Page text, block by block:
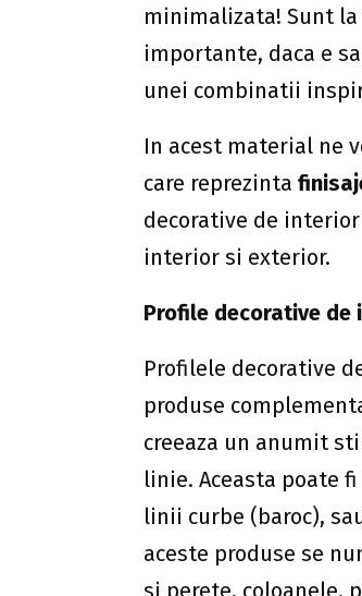
minimalizata! Sunt
importante, daca e
unei combinatii
In acest material ne
care reprezinta
decorative de
interior si exterior.
Profile decorative
Profilele decorative
produse
creeaza un anumit
linie. Aceasta poate
linii curbe (baroc),
aceste produse se
si perete, coloanele,